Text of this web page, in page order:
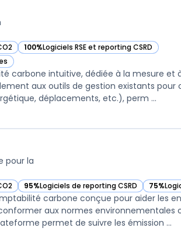
100%Logiciels RSE et reporting CSRD
— voir Greenly dans cette catégorie
carbone intuitive, dédiée à la mesure et
aux outils de gestion existants
déplacements, etc.), perm ...
pour la
95%Logiciels de reporting CSRD
— voir Persefoni dans cette catégorie
75%
— voir
carbone conçue pour aider les
aux normes environnementales
permet de suivre les émission ...